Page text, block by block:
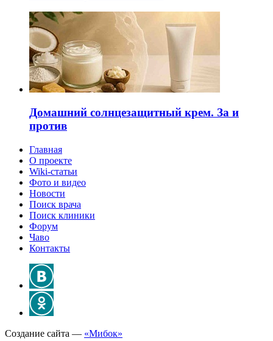
Домашний солнцезащитный крем. За и
против
Главная
О проекте
Wiki-статьи
Фото и видео
Новости
Поиск врача
Поиск клиники
Форум
Чаво
Контакты
Создание сайта — «Мибок»